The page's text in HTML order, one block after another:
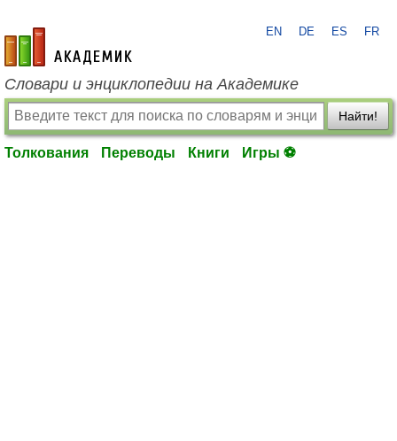
academic.ru
EN DE ES FR
Словари и энциклопедии на Академике
Найти!
Толкования Переводы Книги Игры ⚽